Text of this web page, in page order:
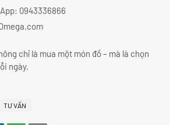
0943336866
chỉ là mua một món đồ – mà là chọn
ngày.
TƯ VẤN